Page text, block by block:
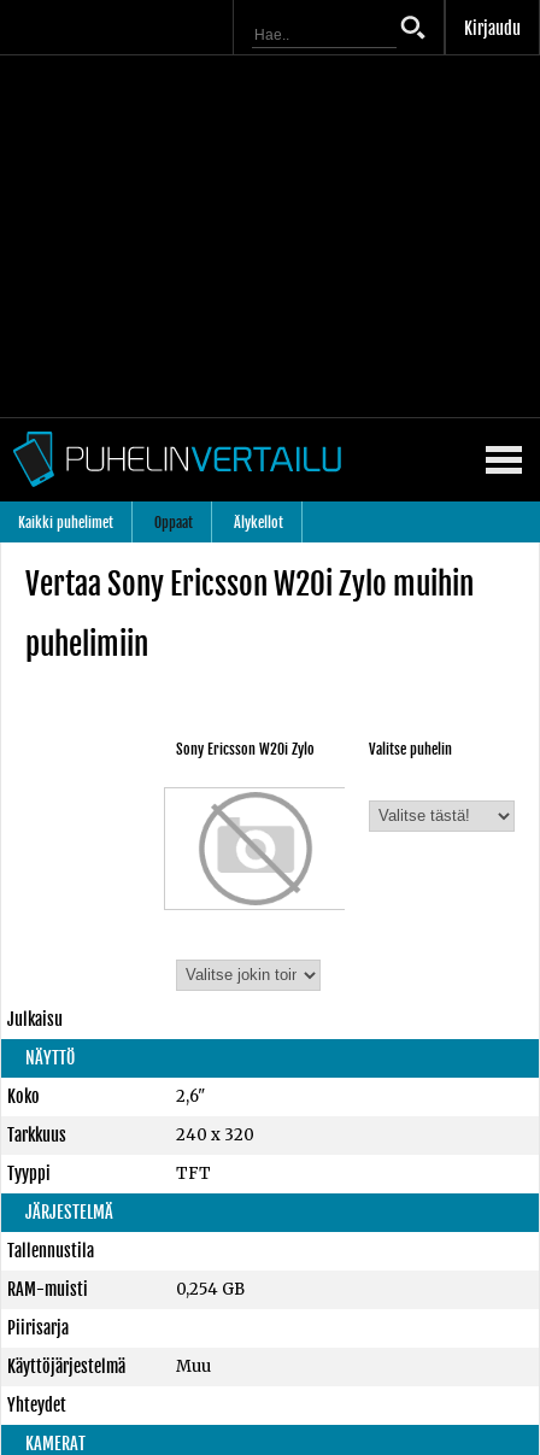
Kirjaudu
Kaikki puhelimet Oppaat Älykellot
Vertaa Sony Ericsson W20i Zylo muihin
puhelimiin
Sony Ericsson W20i Zylo Valitse puhelin
Julkaisu
NÄYTTÖ
Koko
2,6"
Tarkkuus
240 x 320
Tyyppi
TFT
JÄRJESTELMÄ
Tallennustila
RAM-muisti
0,254 GB
Piirisarja
Käyttöjärjestelmä
Muu
Yhteydet
KAMERAT